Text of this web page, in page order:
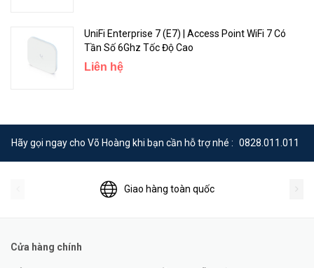
UniFi Enterprise 7 (E7) | Access Point WiFi 7 Có
Tần Số 6Ghz Tốc Độ Cao
Liên hệ
Hãy gọi ngay cho Võ Hoàng khi bạn cần hỗ trợ nhé : 0828.011.011
Giao hàng toàn quốc
Cửa hàng chính